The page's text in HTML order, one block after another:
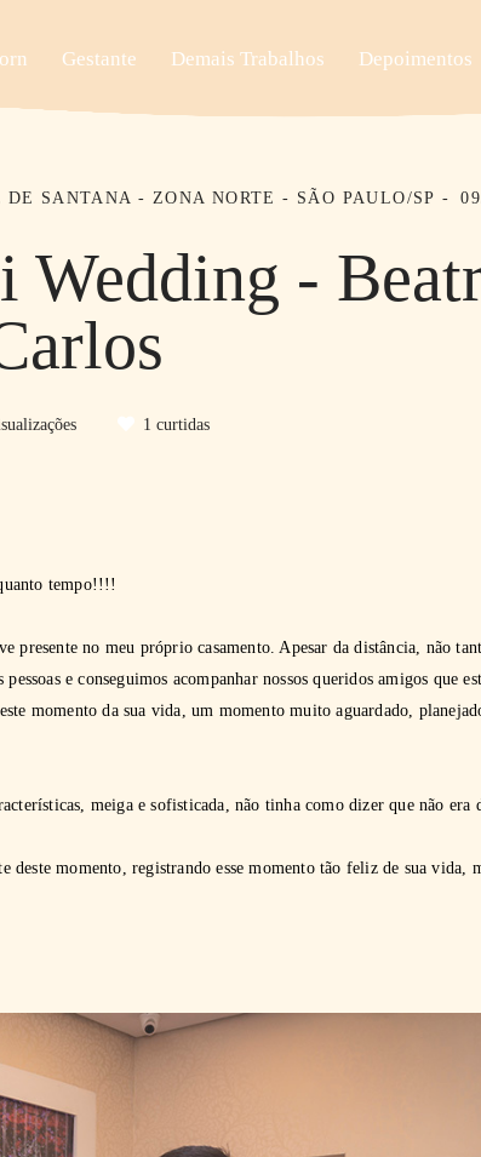
Gestante Demais Trabalhos Depoimentos
SANTANA - ZONA NORTE - SÃO PAULO/SP
Wedding -
1 curtidas
tempo!!!!
presente no meu próprio casamento. Apesar da distância, não
e conseguimos acompanhar nossos queridos amigos que
momento da sua vida, um momento muito aguardado,
meiga e sofisticada, não tinha como dizer que não era
momento, registrando esse momento tão feliz de sua vida,